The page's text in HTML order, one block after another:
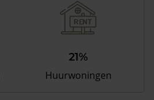
21%
Huurwoningen